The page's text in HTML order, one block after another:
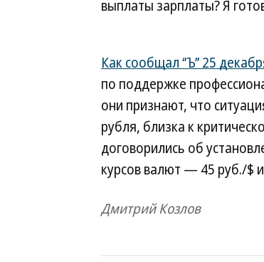
выплаты зарплаты? Я
Как сообщал ‘’Ъ’’ 25
по поддержке
они признают, что
рубля, близка к
договорились об
курсов валют — 45 руб./$
Дмитрий Козлов